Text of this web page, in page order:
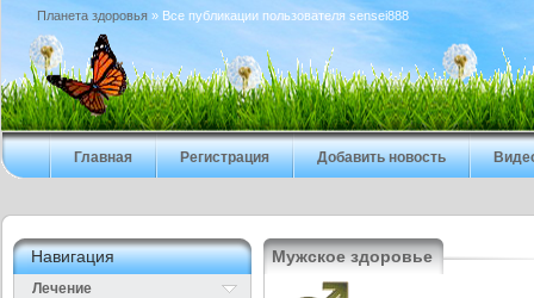
Планета здоровья » Все публикации пользователя sensei888
Главная Регистрация Добавить новость
Навигация
Лечение
Мужское здоровье